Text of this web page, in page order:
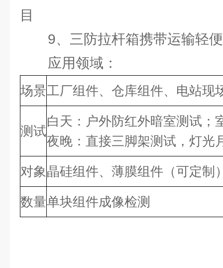
目
9、三防拉杆箱携带运输轻
应用领域：
场景工厂组件、仓库组件、电站现
测试
白天：户外防红外暗室测试；
夜晚：直接三脚架测试，灯光
对象晶硅组件、薄膜组件（可定制
数量单块组件成像检测